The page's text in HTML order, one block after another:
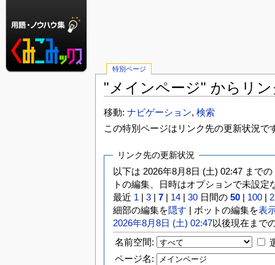
"メインページ" からリ
移動: ナビゲーション, 検索
この特別ページはリンク先の更新状況
リンク先の更新状況
以下は 2026年8月8日 (土) 02:47 までの
トの編集、日時はオプションで未設定
最近 1 |3 |7 14 |30 日間の50 100 |
細部の編集を隠す | ボットの編集を表
2026年8月8日 (土) 02:47以後現在まで
名前空間:
ページ名:
特別ページ